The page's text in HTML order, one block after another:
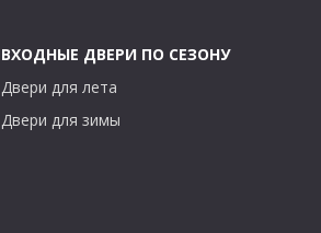
ВХОДНЫЕ ДВЕРИ ПО СЕЗОНУ
Двери для лета
Двери для зимы